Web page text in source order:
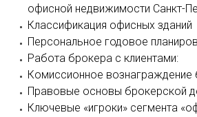
офисной недвижимости Санкт-
Классификация офисных зданий
Персональное годовое
Работа брокера с клиентами:
Комиссионное вознаграждение
Правовые основы брокерской
Ключевые «игроки» сегмента